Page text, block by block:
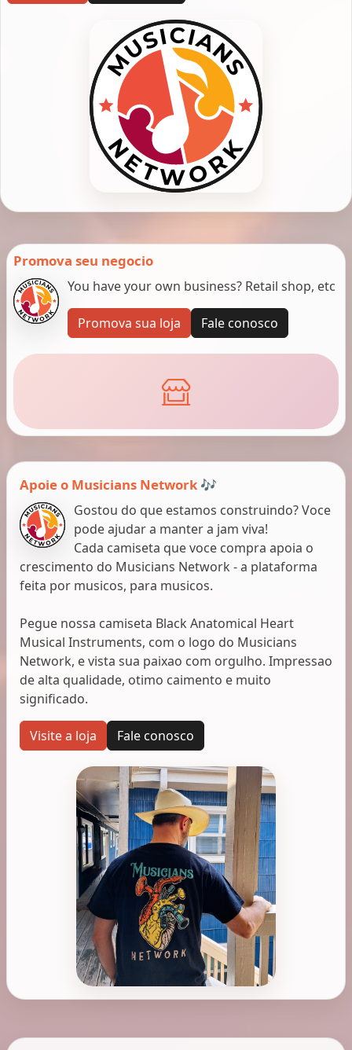
Promova seu negocio
You have your own business? Retail shop, etc
Promova sua loja Fale conosco
Apoie o Musicians Network 🎶
Gostou do que estamos construindo? Voce
pode ajudar a manter a jam viva!
Cada camiseta que voce compra apoia o
crescimento do Musicians Network - a plataforma
feita por musicos, para musicos.
Pegue nossa camiseta Black Anatomical Heart
Musical Instruments, com o logo do Musicians
Network, e vista sua paixao com orgulho. Impressao
de alta qualidade, otimo caimento e muito
significado.
Visite a loja Fale conosco